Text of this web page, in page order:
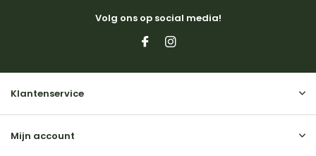
Volg ons op social media!
Klantenservice
Mijn account